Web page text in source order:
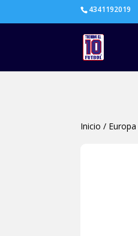
4341192019
Inicio / Europa